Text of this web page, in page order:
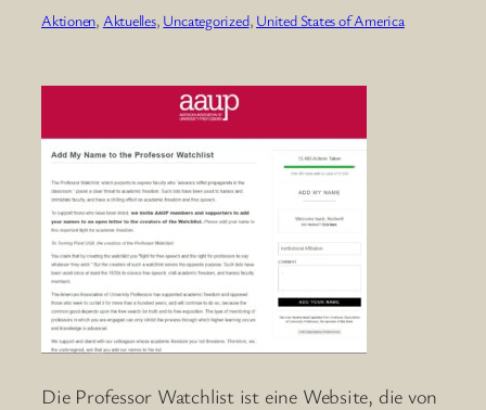
Aktionen, Aktuelles, Uncategorized, United States of America
Die Professor Watchlist ist eine Website, die von